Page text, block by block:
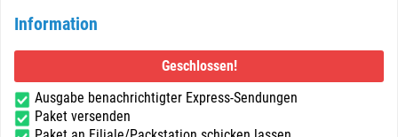
Information
Geschlossen!
Ausgabe benachrichtigter Express-Sendungen
Paket versenden